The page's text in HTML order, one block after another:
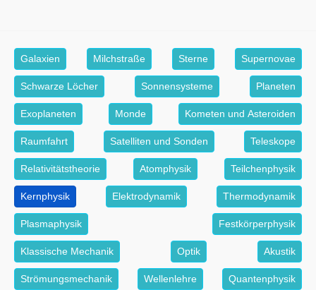
Galaxien Milchstraße Sterne Supernovae
Schwarze Löcher Sonnensysteme Planeten
Exoplaneten Monde Kometen und Asteroiden
Raumfahrt Satelliten und Sonden Teleskope
Relativitätstheorie Atomphysik Teilchenphysik
Kernphysik Elektrodynamik Thermodynamik
Plasmaphysik Festkörperphysik
Klassische Mechanik Optik Akustik
Strömungsmechanik Wellenlehre Quantenphysik